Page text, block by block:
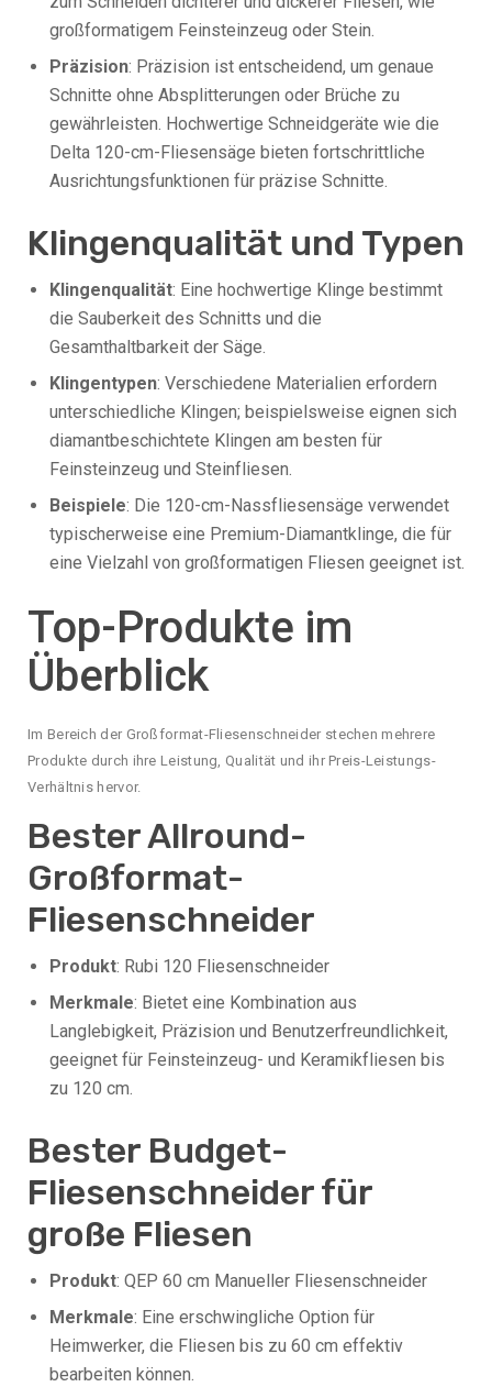
großformatigem Feinsteinzeug oder Stein.
Präzision: Präzision ist entscheidend, um genaue
Schnitte ohne Absplitterungen oder Brüche zu
gewährleisten. Hochwertige Schneidgeräte wie die
Delta 120-cm-Fliesensäge bieten fortschrittliche
Ausrichtungsfunktionen für präzise Schnitte.
Klingenqualität und Typen
Klingenqualität: Eine hochwertige Klinge bestimmt
die Sauberkeit des Schnitts und die
Gesamthaltbarkeit der Säge.
Klingentypen: Verschiedene Materialien erfordern
unterschiedliche Klingen; beispielsweise eignen sich
diamantbeschichtete Klingen am besten für
Feinsteinzeug und Steinfliesen.
Beispiele: Die 120-cm-Nassfliesensäge verwendet
typischerweise eine Premium-Diamantklinge, die für
eine Vielzahl von großformatigen Fliesen geeignet ist.
Top-Produkte im
Überblick
Im Bereich der Großformat-Fliesenschneider stechen mehrere
Produkte durch ihre Leistung, Qualität und ihr Preis-Leistungs-
Verhältnis hervor.
Bester Allround-
Großformat-
Fliesenschneider
Produkt: Rubi 120 Fliesenschneider
Merkmale: Bietet eine Kombination aus
Langlebigkeit, Präzision und Benutzerfreundlichkeit,
geeignet für Feinsteinzeug- und Keramikfliesen bis
zu 120 cm.
Bester Budget-
Fliesenschneider für
große Fliesen
Produkt: QEP 60 cm Manueller Fliesenschneider
Merkmale: Eine erschwingliche Option für
Heimwerker, die Fliesen bis zu 60 cm effektiv
bearbeiten können.